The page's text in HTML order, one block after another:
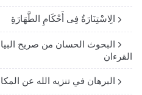
الِاسْتِنَارَةُ فِى أَحْكَامِ الطَّهَارَةِ
البحوث الحسان من صريح
القرءان
البرهان في تنزيه الله عن